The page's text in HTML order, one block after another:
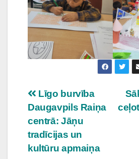
Ziņu
izvēlne
Līgo burvība
Daugavpils Raiņa
centrā: Jāņu
tradīcijas un
kultūru apmaiņa